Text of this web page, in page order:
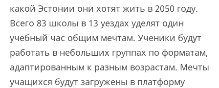
какой Эстонии они хотят жить в 2050 году.
Всего 83 школы в 13 уездах уделят один
учебный час общим мечтам. Ученики будут
работать в небольших группах по форматам,
адаптированным к разным возрастам. Мечты
учащихся будут загружены в платформу